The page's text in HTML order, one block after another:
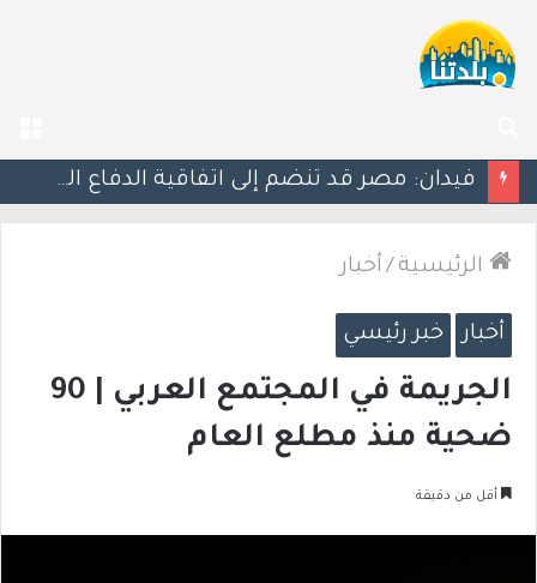
عن
فيدان: مصر قد تنضم إلى اتفاقية الدفاع المشترك بين تركيا والسعودية وباكستان
الرئيسية / أخبار
أخبار خبر رئيسي
الجريمة في المجتمع العربي | 90
ضحية منذ مطلع العام
أقل من دقيقة